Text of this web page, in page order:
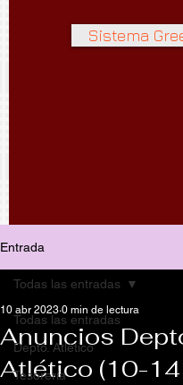
Sistema
Entrada
Todas las entradas
Depto. Atlético
Tesorería
Todas las entradas
Anuncios
Atlético (10-14
10 abr 2023 0 min de lectura